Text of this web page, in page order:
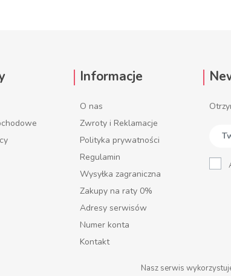
Informacje
O nas
Zwroty i Reklamacje
Polityka prywatności
Regulamin
Wysyłka zagraniczna
Zakupy na raty 0%
Adresy serwisów
Numer konta
Kontakt
Nasz serwis